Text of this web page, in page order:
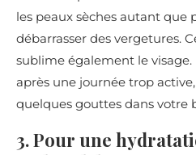
les peaux sèches autant que
débarrasser des vergetures.
sublime également le visage.
après une journée trop
quelques gouttes dans votre
3. Pour une